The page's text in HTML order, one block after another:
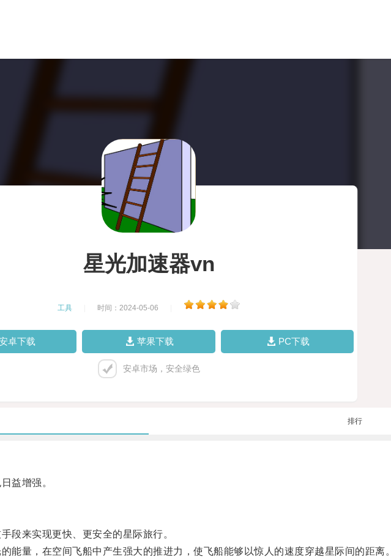
星光加速器vn
工具 时间：2024-05-06
卓下载 苹果下载 PC下载
安卓市场，安全绿色
排行
益增强。
来实现更快、更安全的星际旅行。
量，在空间飞船中产生强大的推进力，使飞船能够以惊人的速度穿越星际间的距离。